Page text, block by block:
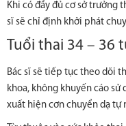
Khi có đầy đủ cơ sở trưởng
sĩ sẽ chỉ định khởi phát
Tuổi thai 34 – 36
Bác sĩ sẽ tiếp tục theo dõi
khoa, không khuyến cáo sử
xuất hiện cơn chuyển dạ tự